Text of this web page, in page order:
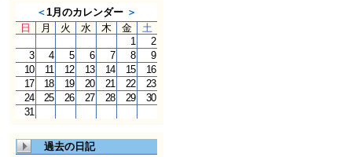
＜1月のカレンダー ＞
日
月 火 水 木 金
土
1
2
3
4 5 6 7 8
9
10
11 12 13 14 15
16
17
18 19 20 21 22
23
24
25 26 27 28 29
30
31
過去の日記